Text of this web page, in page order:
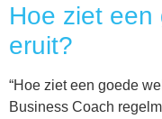
Hoe ziet een
eruit?
“Hoe ziet een goede
Business Coach